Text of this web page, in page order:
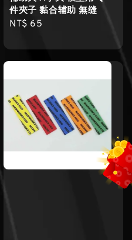
件夾子 黏合辅助 無缝
Regular
NT$ 65